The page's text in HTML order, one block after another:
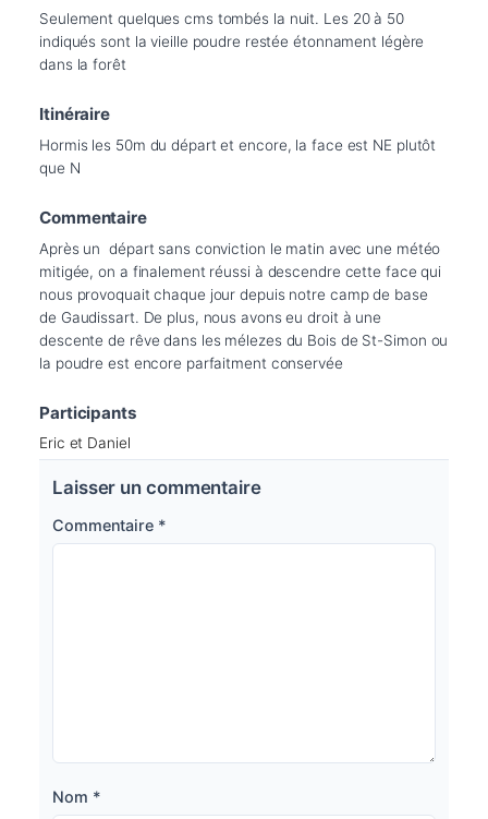
Seulement quelques cms tombés la nuit. Les 20 à 50
indiqués sont la vieille poudre restée étonnament légère
dans la forêt
Itinéraire
Hormis les 50m du départ et encore, la face est NE plutôt
que N
Commentaire
Après un  départ sans conviction le matin avec une météo
mitigée, on a finalement réussi à descendre cette face qui
nous provoquait chaque jour depuis notre camp de base
de Gaudissart. De plus, nous avons eu droit à une
descente de rêve dans les mélezes du Bois de St-Simon ou
la poudre est encore parfaitment conservée
Participants
Eric et Daniel
Laisser un commentaire
Commentaire *
Nom *